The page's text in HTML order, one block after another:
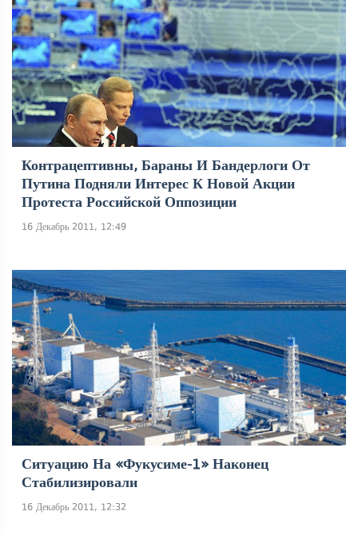
Контрацептивны, Бараны И Бандерлоги От
Путина Подняли Интерес К Новой Акции
Протеста Российской Оппозиции
16 Декабрь 2011, 12:49
Ситуацию На «Фукусиме-1» Наконец
Стабилизировали
16 Декабрь 2011, 12:32